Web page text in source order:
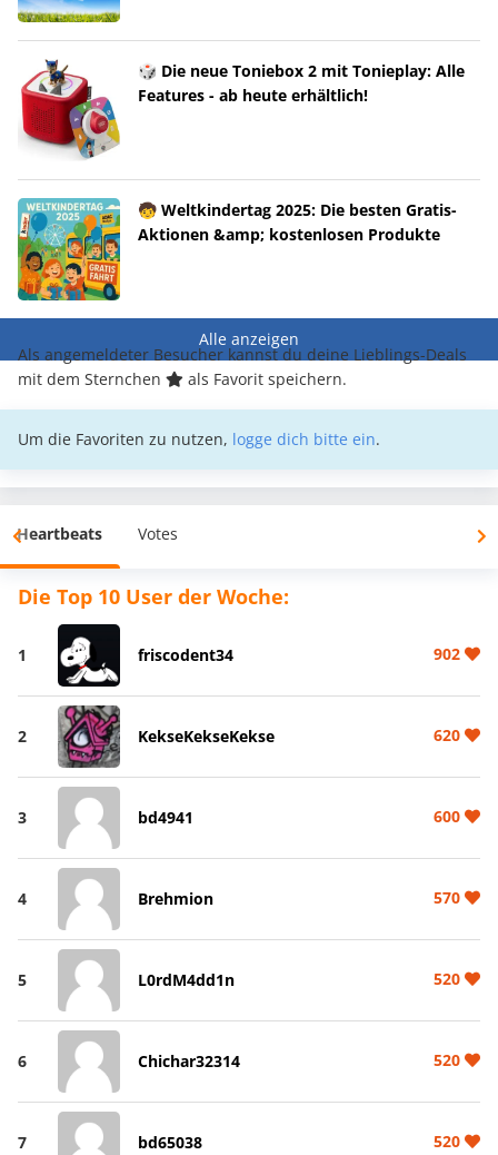
🎲 Die neue Toniebox 2 mit Tonieplay: Alle
Features - ab heute erhältlich!
🧒 Weltkindertag 2025: Die besten Gratis-
Aktionen &amp; kostenlosen Produkte
Alle anzeigen
Als angemeldeter Besucher kannst du deine Lieblings-Deals
mit dem Sternchen
als Favorit speichern.
Um die Favoriten zu nutzen, logge dich bitte ein.
Heartbeats Votes
Die Top 10 User der Woche:
1 friscodent34 902
2 KekseKekseKekse 620
3 bd4941 600
4 Brehmion 570
5 L0rdM4dd1n 520
6 Chichar32314 520
7 bd65038 520